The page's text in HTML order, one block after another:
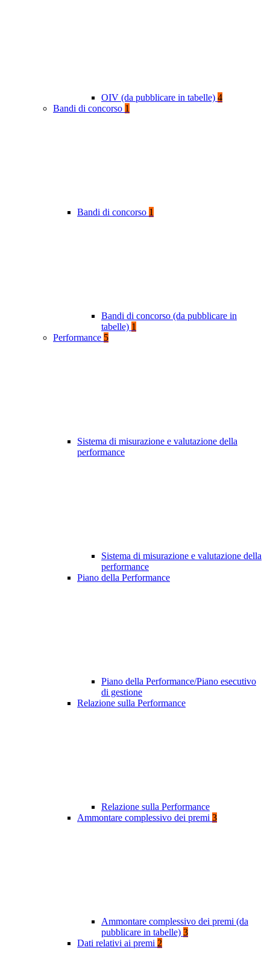
OIV (da pubblicare in tabelle) 4
Bandi di concorso 1
Bandi di concorso 1
Bandi di concorso (da pubblicare in
tabelle) 1
Performance 5
Sistema di misurazione e valutazione della
performance
Sistema di misurazione e valutazione della
performance
Piano della Performance
Piano della Performance/Piano esecutivo
di gestione
Relazione sulla Performance
Relazione sulla Performance
Ammontare complessivo dei premi 3
Ammontare complessivo dei premi (da
pubblicare in tabelle) 3
Dati relativi ai premi 2